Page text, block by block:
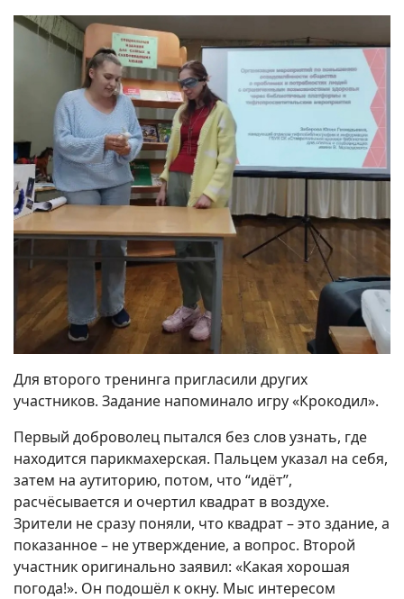
Для второго тренинга пригласили других
участников. Задание напоминало игру «Крокодил».
Первый доброволец пытался без слов узнать, где
находится парикмахерская. Пальцем указал на себя,
затем на аутиторию, потом, что “идёт”,
расчёсывается и очертил квадрат в воздухе.
Зрители не сразу поняли, что квадрат – это здание, а
показанное – не утверждение, а вопрос. Второй
участник оригинально заявил: «Какая хорошая
погода!». Он подошёл к окну. Мыс интересом